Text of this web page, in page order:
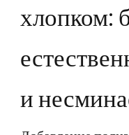
хлопком:
и